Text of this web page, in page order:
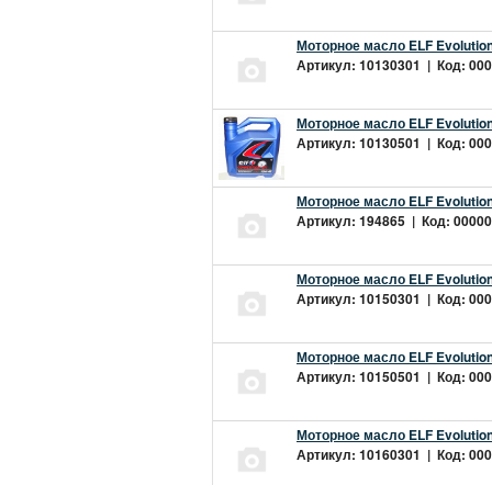
Моторное масло ELF
Артикул: 10130301 | Код:
Моторное масло ELF
Артикул: 10130501 | Код:
Моторное масло ELF
Артикул: 194865 | Код:
Моторное масло ELF
Артикул: 10150301 | Код:
Моторное масло ELF
Артикул: 10150501 | Код:
Моторное масло ELF
Артикул: 10160301 | Код: